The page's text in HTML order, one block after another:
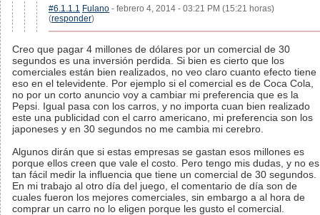
#6.1.1.1 Fulano - febrero 4, 2014 - 03:21 PM (15:21 horas)
(responder)
Creo que pagar 4 millones de dólares por un comercial de 30
segundos es una inversión perdida. Si bien es cierto que los
comerciales están bien realizados, no veo claro cuanto efecto tiene
eso en el televidente. Por ejemplo si el comercial es de Coca Cola,
no por un corto anuncio voy a cambiar mi preferencia que es la
Pepsi. Igual pasa con los carros, y no importa cuan bien realizado
este una publicidad con el carro americano, mi preferencia son los
japoneses y en 30 segundos no me cambia mi cerebro.
Algunos dirán que si estas empresas se gastan esos millones es
porque ellos creen que vale el costo. Pero tengo mis dudas, y no es
tan fácil medir la influencia que tiene un comercial de 30 segundos.
En mi trabajo al otro día del juego, el comentario de día son de
cuales fueron los mejores comerciales, sin embargo a al hora de
comprar un carro no lo eligen porque les gusto el comercial.